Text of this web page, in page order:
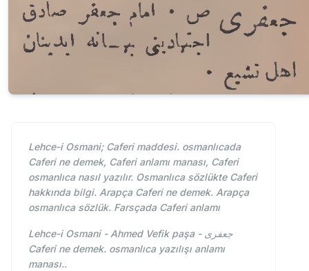
Lehce-i Osmani; Caferi maddesi. osmanlıcada
Caferi ne demek, Caferi anlamı manası, Caferi
osmanlıca nasıl yazılır. Osmanlıca sözlükte Caferi
hakkında bilgi. Arapça Caferi ne demek. Arapça
osmanlıca sözlük. Farsçada Caferi anlamı
Lehce-i Osmani - Ahmed Vefik paşa - جعفری
Caferi ne demek. osmanlıca yazılışı anlamı
manası..